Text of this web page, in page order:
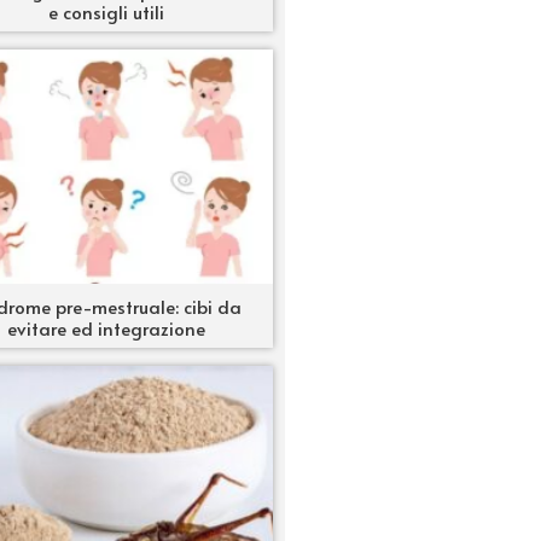
e consigli utili
pre-mestruale: cibi da
evitare ed integrazione